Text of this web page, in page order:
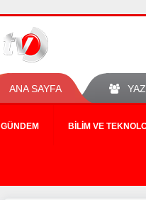
ANA SAYFA
GÜNDEM BILIM VE